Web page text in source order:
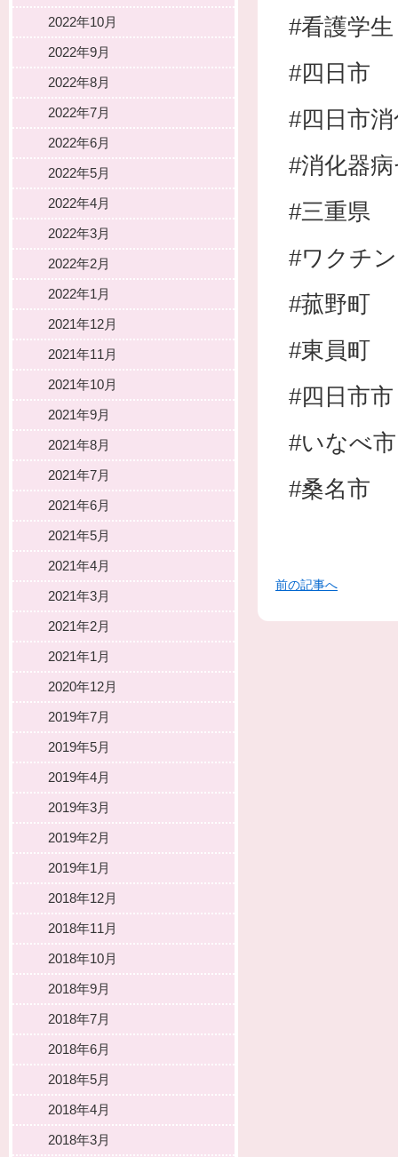
#看護学生
#四日市
#四日市
#消化器
#三重県
#ワクチン
#菰野町
#東員町
#四日市市
#いなべ市
#桑名市
前の記事へ
2022年10月
2022年9月
2022年8月
2022年7月
2022年6月
2022年5月
2022年4月
2022年3月
2022年2月
2022年1月
2021年12月
2021年11月
2021年10月
2021年9月
2021年8月
2021年7月
2021年6月
2021年5月
2021年4月
2021年3月
2021年2月
2021年1月
2020年12月
2019年7月
2019年5月
2019年4月
2019年3月
2019年2月
2019年1月
2018年12月
2018年11月
2018年10月
2018年9月
2018年7月
2018年6月
2018年5月
2018年4月
2018年3月